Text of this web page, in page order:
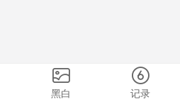
黑白 记录